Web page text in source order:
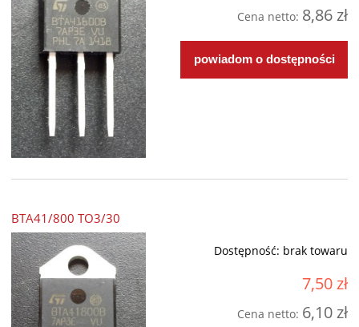
Cena netto: 8,86 zł
powiadom o dostępności
BTA41/800 TO3/30
Dostępność: brak towaru
7,50 zł
Cena netto: 6,10 zł